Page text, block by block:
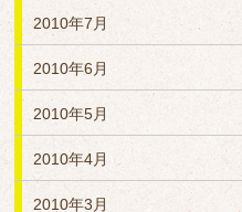
2010年7月
2010年6月
2010年5月
2010年4月
2010年3月